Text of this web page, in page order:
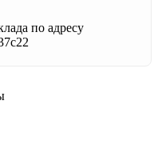
по адресу